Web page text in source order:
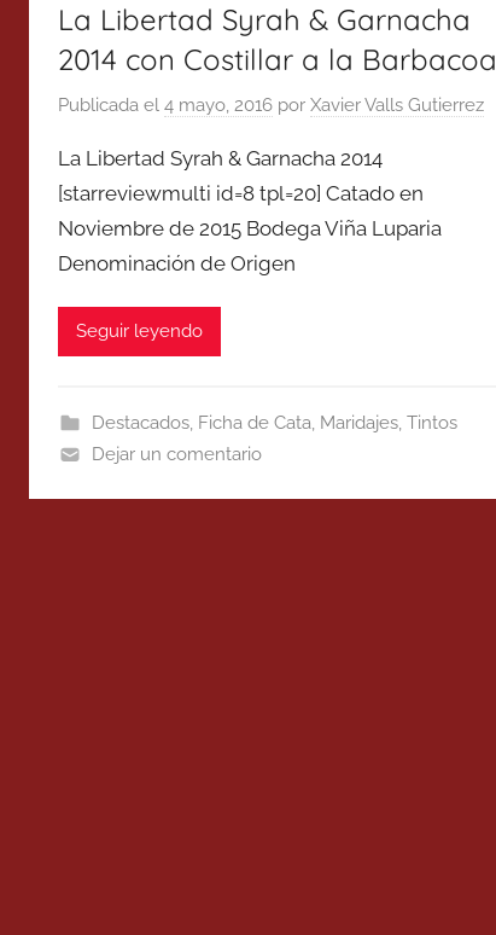
La Libertad Syrah & Garnacha
2014 con Costillar a la Barbacoa
Publicada el 4 mayo, 2016 por Xavier Valls Gutierrez
La Libertad Syrah & Garnacha 2014
[starreviewmulti id=8 tpl=20] Catado en
Noviembre de 2015 Bodega Viña Luparia
Denominación de Origen
Seguir leyendo
Destacados, Ficha de Cata, Maridajes, Tintos
Dejar un comentario